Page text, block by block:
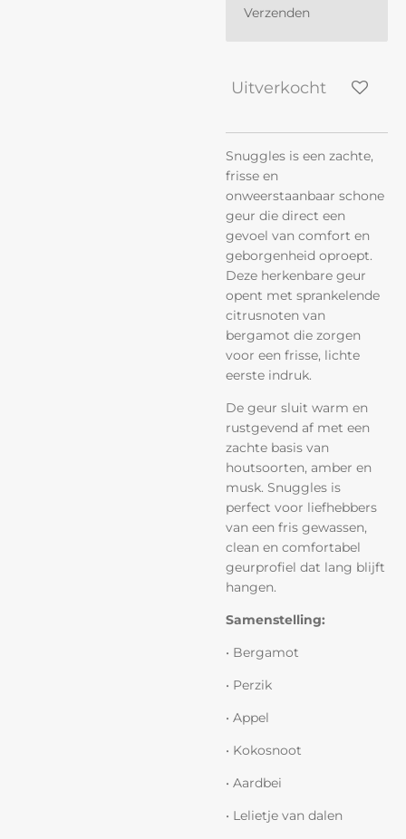
Verzenden
Uitverkocht
Snuggles is een zachte,
frisse en
onweerstaanbaar schone
geur die direct een
gevoel van comfort en
geborgenheid oproept.
Deze herkenbare geur
opent met sprankelende
citrusnoten van
bergamot die zorgen
voor een frisse, lichte
eerste indruk.
De geur sluit warm en
rustgevend af met een
zachte basis van
houtsoorten, amber en
musk. Snuggles is
perfect voor liefhebbers
van een fris gewassen,
clean en comfortabel
geurprofiel dat lang blijft
hangen.
Samenstelling:
• Bergamot
• Perzik
• Appel
• Kokosnoot
• Aardbei
• Lelietje van dalen